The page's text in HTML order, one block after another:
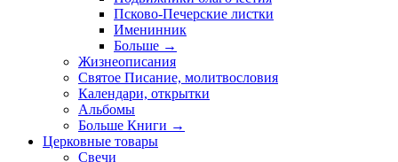
Псково-Печерские листки
Именинник
Больше →
Жизнеописания
Святое Писание, молитвословия
Календари, открытки
Альбомы
Больше Книги →
Церковные товары
Свечи